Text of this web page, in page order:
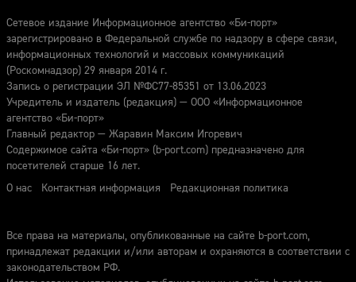
Сетевое издание Информационное агентство «Би-порт»
зарегистрировано в Федеральной службе по надзору в сфере связи,
информационных технологий и массовых коммуникаций
(Роскомнадзор) 29 января 2014 г.
Запись о регистрации ЭЛ №ФС77-85351 от 13.06.2023
Учредитель и издатель (редакция) — ООО «Информационное
агентство «Би-порт»
Главный редактор — Жаравин Максим Игоревич
Содержимое сайта «Би-порт» (b-port.com) предназначено для
посетителей старше 16 лет.
О нас
Контактная информация Редакционная политика
Все права на материалы, опубликованные на сайте b-port.com,
принадлежат редакции и/или авторам и охраняются в соответствии с
законодательством РФ.